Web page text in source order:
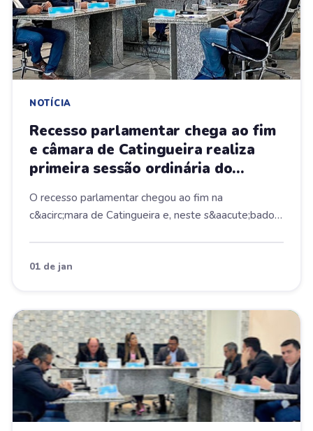
NOTÍCIA
Recesso parlamentar chega ao fim
e câmara de Catingueira realiza
primeira sessão ordinária do
O recesso parlamentar chegou ao fim na
c&acirc;mara de Catingueira e, neste s&aacute;bado
01 de jan